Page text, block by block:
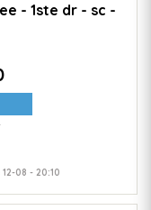
- 1ste dr - sc -
12-08 - 20:10